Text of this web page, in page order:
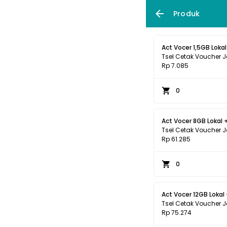
Produk
Act Vocer 1,5GB
Tsel Cetak Voucher
Rp 7.085
0
Act Vocer 8GB Lokal
Tsel Cetak Voucher
Rp 61.285
0
Act Vocer 12GB Lokal
Tsel Cetak Voucher
Rp 75.274